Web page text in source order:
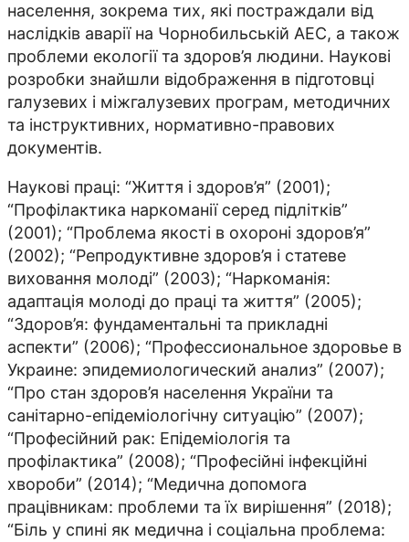
населення, зокрема тих, які постраждали від
наслідків аварії на Чорнобильській АЕС, а також
проблеми екології та здоров’я людини. Наукові
розробки знайшли відображення в підготовці
галузевих і міжгалузевих програм, методичних
та інструктивних, нормативно-правових
документів.
Наукові праці: “Життя і здоров’я” (2001);
“Профілактика наркоманії серед підлітків”
(2001); “Проблема якості в охороні здоров’я”
(2002); “Репродуктивне здоров’я і статеве
виховання молоді” (2003); “Наркоманія:
адаптація молоді до праці та життя” (2005);
“Здоров’я: фундаментальні та прикладні
аспекти” (2006); “Профессиональное здоровье в
Украине: эпидемиологический анализ” (2007);
“Про стан здоров’я населення України та
санітарно-епідеміологічну ситуацію” (2007);
“Професійний рак: Епідеміологія та
профілактика” (2008); “Професійні інфекційні
хвороби” (2014); “Медична допомога
працівникам: проблеми та їх вирішення” (2018);
“Біль у спині як медична і соціальна проблема: